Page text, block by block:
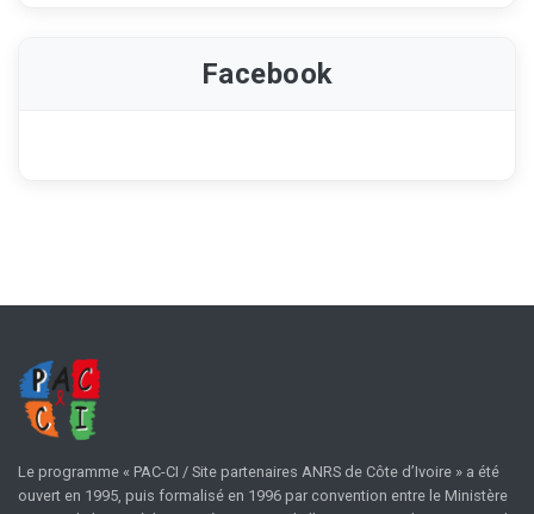
Facebook
Le programme « PAC-CI / Site partenaires ANRS de Côte d’Ivoire » a été
ouvert en 1995, puis formalisé en 1996 par convention entre le Ministère